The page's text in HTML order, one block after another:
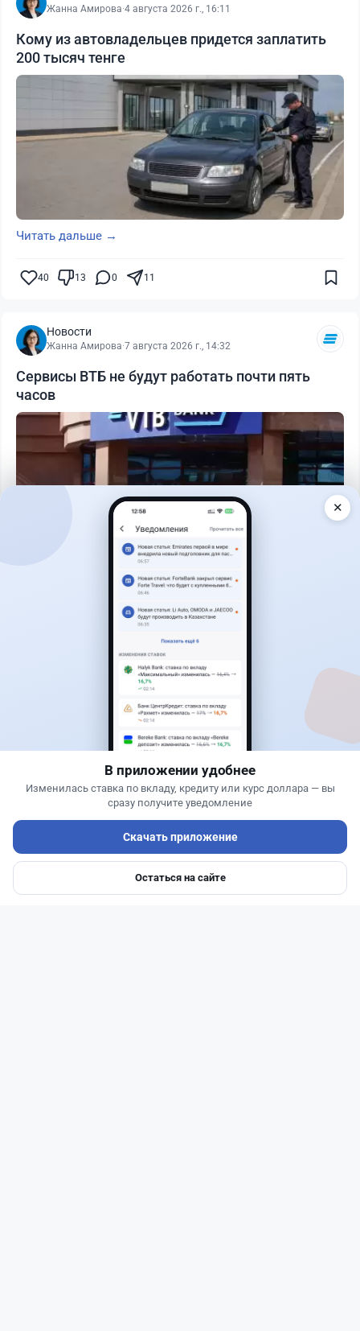
Жанна Амирова·4 августа 2026 г., 16:11
Кому из автовладельцев придется заплатить
200 тысяч тенге
Читать дальше →
40 13 0 11
Новости
Жанна Амирова·7 августа 2026 г., 14:32
Сервисы ВТБ не будут работать почти пять
часов
0
7 августа 2026 г., 16:52
Той в минус: почему свадьба в Казахстане
больше не окупается
Ипотеки Авто
✕
В приложении удобнее
Изменилась ставка по вкладу, кредиту или курс доллара — вы
сразу получите уведомление
Скачать приложение
Остаться на сайте